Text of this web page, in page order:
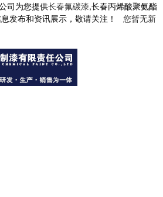
司为您提供长春氟碳漆,长春丙烯酸聚氨酯
发布和资讯展示，敬请关注！ 您暂无新